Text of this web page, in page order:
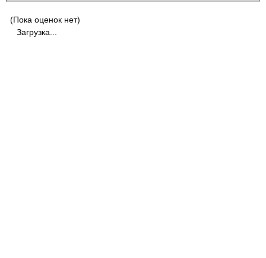
(Пока оценок нет)
Загрузка...